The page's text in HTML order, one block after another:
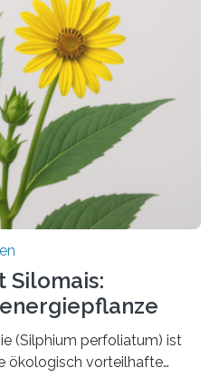
Schäden zufügen. Es ist
effektiv zu
nützliche Insekten
Liebig-Universität
Arbeitsgruppe von Prof. Dr.
für
biologische und
zur…
Silomais:
(Silphium perfoliatum) ist
ökologisch vorteilhafte